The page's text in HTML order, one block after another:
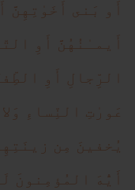
أَو بَنى أَخَو‌ٰتِهِنَّ
أَيمـٰنُهُنَّ أَوِ
الرِّجالِ أَوِ
عَور‌ٰتِ النِّساءِ
يُخفينَ مِن
أَيُّهَ المُؤمِنونَ